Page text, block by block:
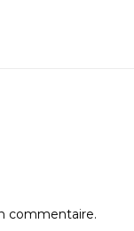
commentaire.